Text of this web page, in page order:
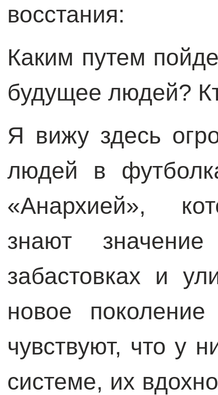
восстания:
Каким путем
будущее людей?
Я вижу здесь
людей в
«Анархией»,
знают
забастовках и
новое
чувствуют, что у
системе, их